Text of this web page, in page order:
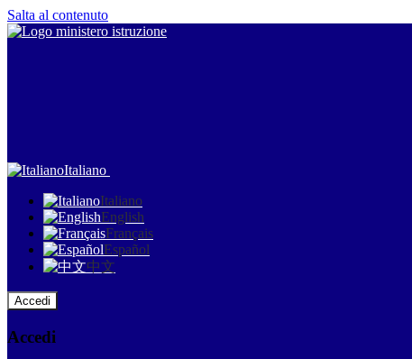
Salta al contenuto
Italiano
Italiano
English
Français
Español
中文
Accedi
Accedi